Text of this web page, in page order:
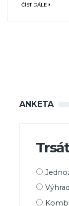
ČÍST DÁLE
ANKETA